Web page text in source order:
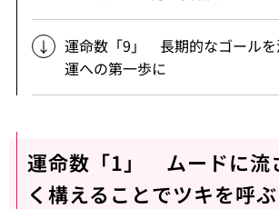
運命数「9」 長期的なゴールを
運への第一歩に
運命数「1」 ムードに流
く構えることでツキを呼ぶ